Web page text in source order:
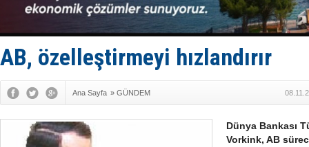
Keşfedildi:
D-Marin,
AB, özelleştirmeyi hızlandırır
Ana Sayfa » GÜNDEM
Dünya Bankası
Vorkink, AB